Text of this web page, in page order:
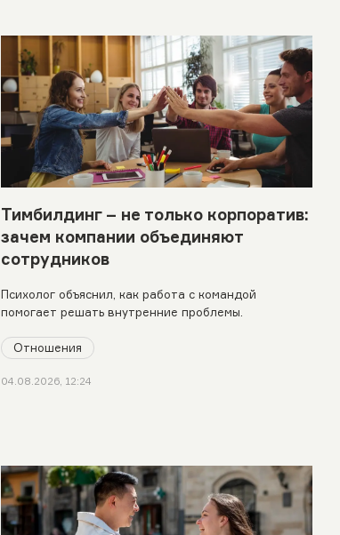
Тимбилдинг – не только корпоратив:
зачем компании объединяют
сотрудников
Психолог объяснил, как работа с командой
помогает решать внутренние проблемы.
Отношения
04.08.2026, 12:24